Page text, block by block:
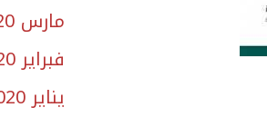
مارس 2020
فبراير 2020
يناير 2020